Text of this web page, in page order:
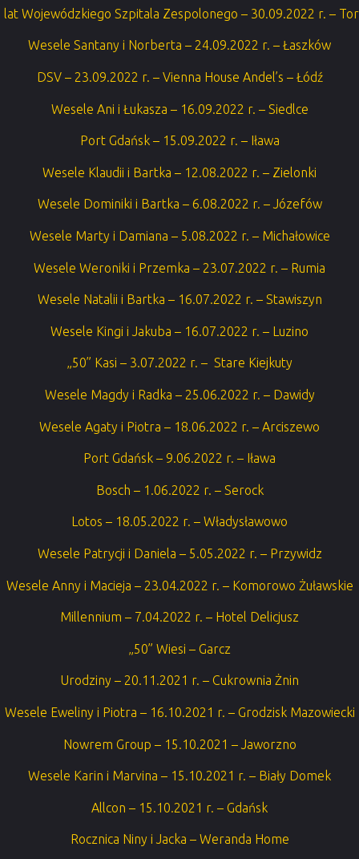
lat Wojewódzkiego Szpitala Zespolonego – 30.09.2022 r. –
Wesele Santany i Norberta – 24.09.2022 r. – Łaszków
DSV – 23.09.2022 r. – Vienna House Andel’s – Łódź
Wesele Ani i Łukasza – 16.09.2022 r. – Siedlce
Port Gdańsk – 15.09.2022 r. – Iława
Wesele Klaudii i Bartka – 12.08.2022 r. – Zielonki
Wesele Dominiki i Bartka – 6.08.2022 r. – Józefów
Wesele Marty i Damiana – 5.08.2022 r. – Michałowice
Wesele Weroniki i Przemka – 23.07.2022 r. – Rumia
Wesele Natalii i Bartka – 16.07.2022 r. – Stawiszyn
Wesele Kingi i Jakuba – 16.07.2022 r. – Luzino
„50” Kasi – 3.07.2022 r. – Stare Kiejkuty
Wesele Magdy i Radka – 25.06.2022 r. – Dawidy
Wesele Agaty i Piotra – 18.06.2022 r. – Arciszewo
Port Gdańsk – 9.06.2022 r. – Iława
Bosch – 1.06.2022 r. – Serock
Lotos – 18.05.2022 r. – Władysławowo
Wesele Patrycji i Daniela – 5.05.2022 r. – Przywidz
Wesele Anny i Macieja – 23.04.2022 r. – Komorowo Żuławskie
Millennium – 7.04.2022 r. – Hotel Delicjusz
„50” Wiesi – Garcz
Urodziny – 20.11.2021 r. – Cukrownia Żnin
Wesele Eweliny i Piotra – 16.10.2021 r. – Grodzisk Mazowiecki
Nowrem Group – 15.10.2021 – Jaworzno
Wesele Karin i Marvina – 15.10.2021 r. – Biały Domek
Allcon – 15.10.2021 r. – Gdańsk
Rocznica Niny i Jacka – Weranda Home